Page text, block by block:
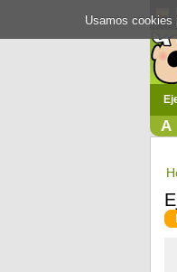
A
Usamos cookies